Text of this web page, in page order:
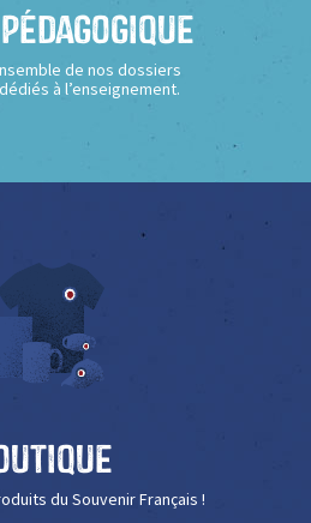
de nos dossiers
à l’enseignement.
du Souvenir Français !